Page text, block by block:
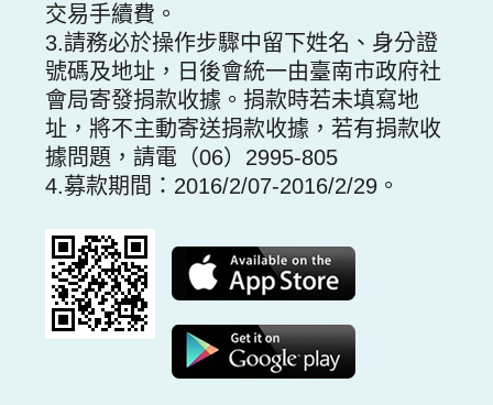
交易手續費。
3.請務必於操作步驟中留下姓名、身分證
號碼及地址，日後會統一由臺南市政府社
會局寄發捐款收據。捐款時若未填寫地
址，將不主動寄送捐款收據，若有捐款收
據問題，請電（06）2995-805
4.募款期間：2016/2/07-2016/2/29。